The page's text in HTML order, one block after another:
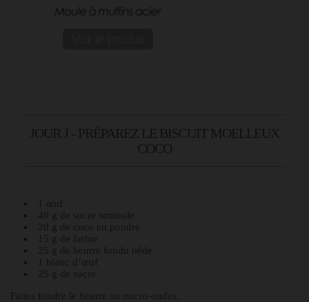
JOUR J - PRÉPAREZ LE BISCUIT MOELLEUX
COCO
1 œuf
40 g de sucre semoule
20 g de coco en poudre
15 g de farine
25 g de beurre fondu tiède
1 blanc d’œuf
25 g de sucre
Faites fondre le beurre au micro-ondes.